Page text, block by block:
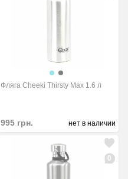
Фляга Cheeki Thirsty Max 1.6 л
995 грн. нет в наличии
0